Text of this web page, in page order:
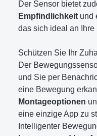
Der Sensor bietet
Empfindlichkeit und
das sich ideal an
Schützen Sie Ihr
Der
und Sie per
eine Bewegung
Montageoptionen
eine einzige App zu
Intelligenter